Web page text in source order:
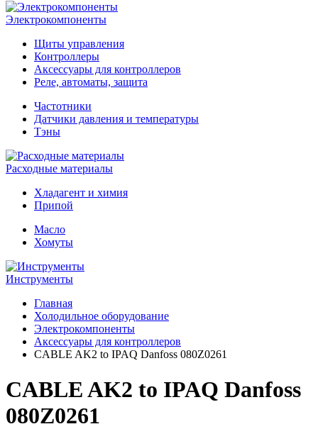
Электрокомпоненты
Щиты управления
Контроллеры
Аксессуары для контроллеров
Реле, автоматы, защита
Частотники
Датчики давления и температуры
Тэны
Расходные материалы
Хладагент и химия
Припой
Масло
Хомуты
Инструменты
Главная
Холодильное оборудование
Электрокомпоненты
Аксессуары для контроллеров
CABLE AK2 to IPAQ Danfoss 080Z0261
CABLE AK2 to IPAQ Danfoss
080Z0261